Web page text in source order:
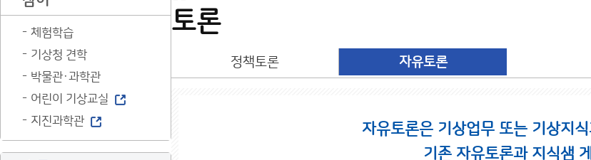
체험학습
기상청 견학
박물관·과학관
어린이 기상교실
지진과학관
토론
정책토론 자유토론
자유토론은 기상업무 또는 기상지
기존 자유토론과 지식샘